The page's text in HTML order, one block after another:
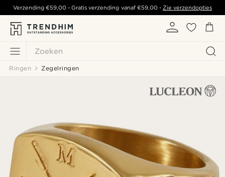
Zoeken
Verzending€59,00 - Gratis verzending vanaf €59,00- Zie verzendopties
Ringen Zegelringen